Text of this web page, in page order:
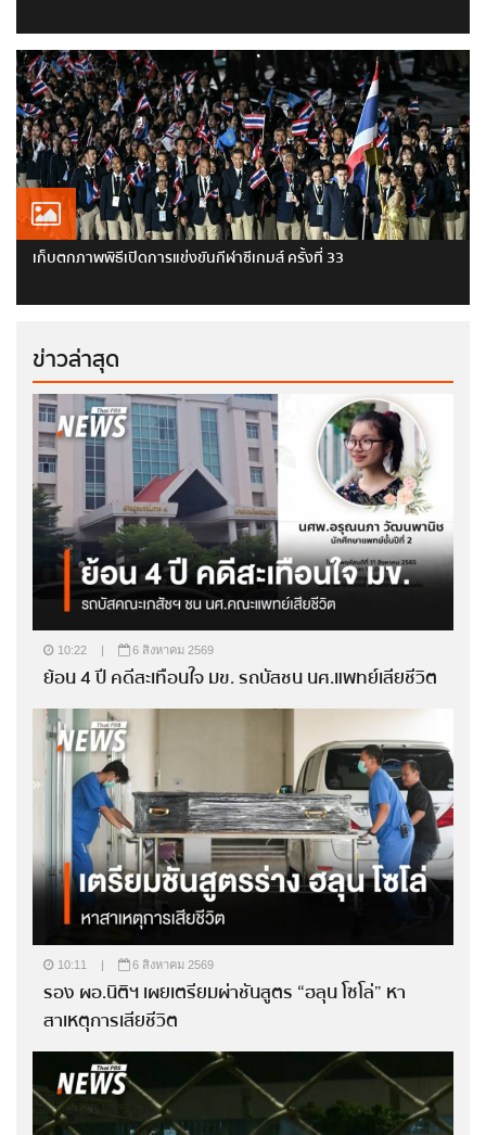
เก็บตกภาพพิธีเปิดการแข่งขันกีฬาซีเกมส์ ครั้งที่ 33
ข่าวล่าสุด
10:22 | 6 สิงหาคม 2569
ย้อน 4 ปี คดีสะเทือนใจ มข. รถบัสชน นศ.แพทย์เสียชีวิต
10:11 | 6 สิงหาคม 2569
รอง ผอ.นิติฯ เผยเตรียมผ่าชันสูตร “ฮลุน โซโล่” หา
สาเหตุการเสียชีวิต